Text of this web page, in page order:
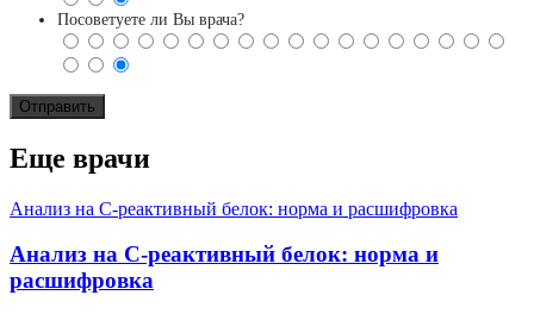
Посоветуете ли Вы врача?
Еще врачи
Анализ на С-реактивный белок: норма и расшифровка
Анализ на С-реактивный белок: норма и
расшифровка